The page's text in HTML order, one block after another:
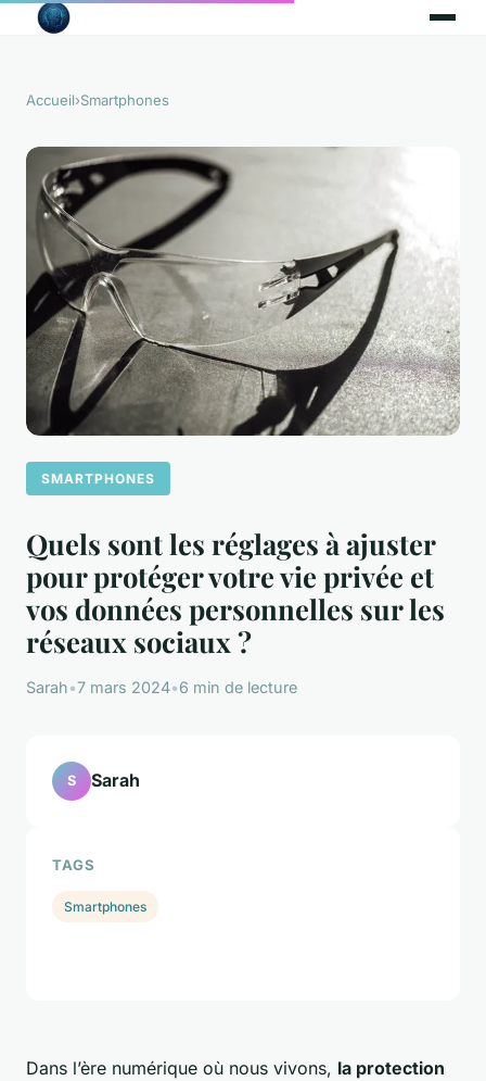
Accueil›Smartphones
SMARTPHONES
Quels sont les réglages à ajuster
pour protéger votre vie privée et
vos données personnelles sur les
réseaux sociaux ?
Sarah•7 mars 2024•6 min de lecture
Dans l’ère numérique où nous vivons, la protection
S Sarah
TAGS
Smartphones